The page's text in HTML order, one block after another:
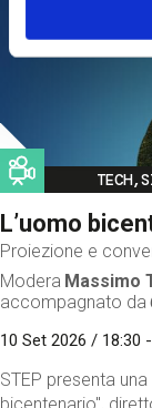
Image
L’uomo
Proiezione e
Modera Massimo
accompagnato da
10 Set 2026 / 18:30
STEP presenta